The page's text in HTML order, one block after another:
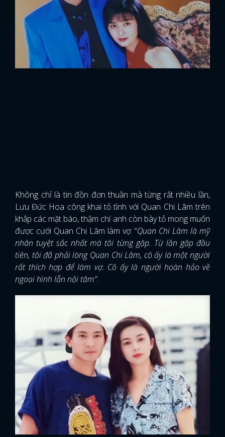
Không chỉ là tin đồn đơn thuần mà từng rất nhiều lần,
Lưu Đức Hoa công khai tỏ tình với Quan Chi Lâm trên
khắp các mặt báo, thậm chí anh còn bày tỏ mong muốn
được cưới Quan Chi Lâm làm vợ: “Quan Chi Lâm là mỹ
nhân tuyệt sắc nhất mà tôi từng gặp. Từ lần gặp đầu
tiên, tôi đã phải lòng Quan Chi Lâm, cô ấy là một người
rất thích hợp để làm vợ. Cô ấy là người hoàn hảo về
ngoại hình lẫn nội tâm”.